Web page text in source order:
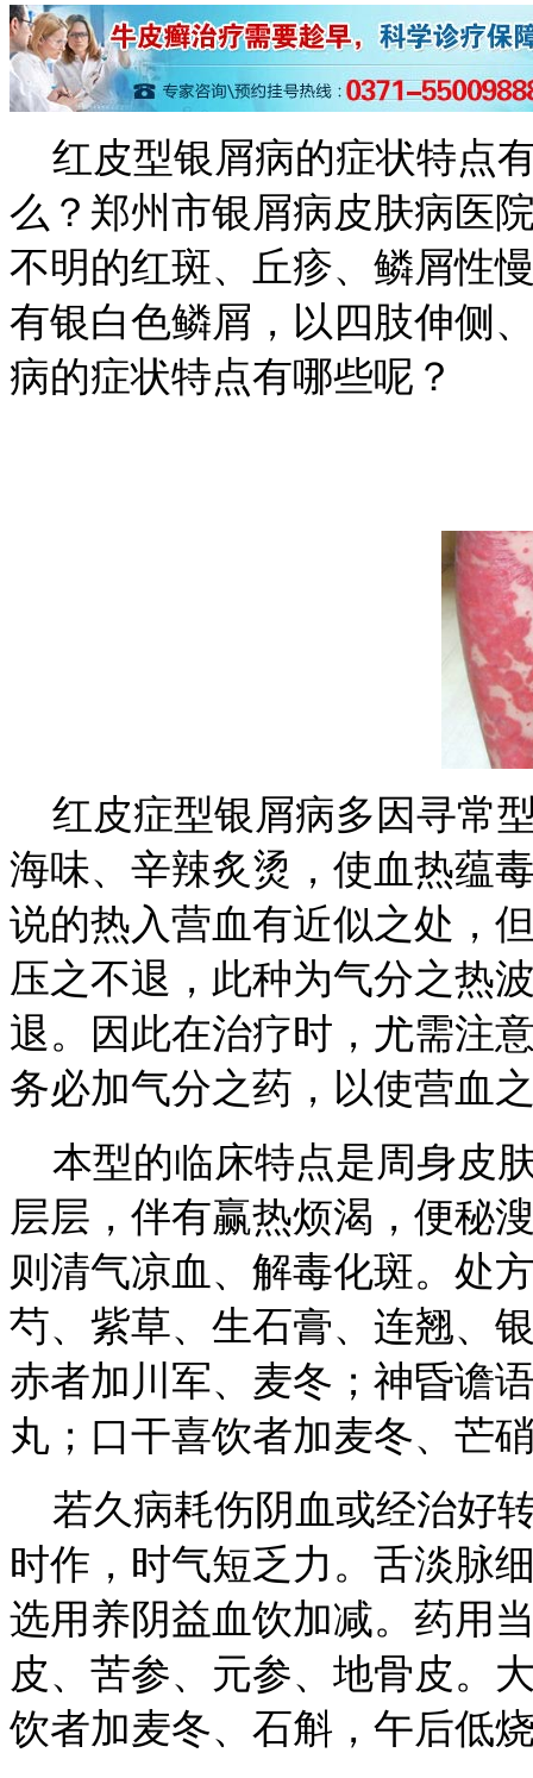
红皮型银屑病的症状特点
么？郑州市银屑病皮肤病医
不明的红斑、丘疹、鳞屑性
有银白色鳞屑，以四肢伸侧
病的症状特点有哪些呢？
红皮症型银屑病多因寻常
海味、辛辣炙烫，使血热蕴
说的热入营血有近似之处，
压之不退，此种为气分之热
退。因此在治疗时，尤需注
务必加气分之药，以使营血
本型的临床特点是周身皮
层层，伴有赢热烦渴，便秘
则清气凉血、解毒化斑。处
芍、紫草、生石膏、连翘、
赤者加川军、麦冬；神昏谵
丸；口干喜饮者加麦冬、芒
若久病耗伤阴血或经治好
时作，时气短乏力。舌淡脉
选用养阴益血饮加减。药用
皮、苦参、元参、地骨皮。
饮者加麦冬、石斛，午后低